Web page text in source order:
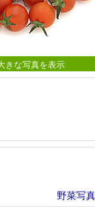
きな写真を表示
野菜写